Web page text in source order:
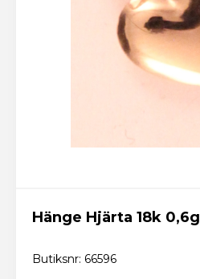
Hänge Hjärta 18k 0,6g
Butiksnr: 66596